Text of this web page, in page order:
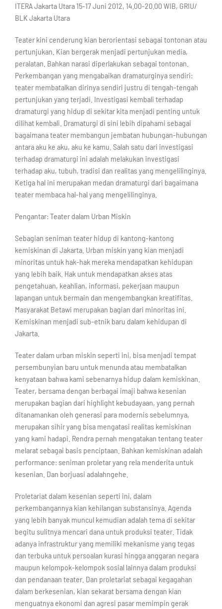
ITERA Jakarta Utara 15-17 Juni 2012, 14.00-20.00 WIB, GRIU/
BLK Jakarta Utara
Teater kini cenderung kian berorientasi sebagai tontonan atau
pertunjukan. Kian bergerak menjadi pertunjukan media,
peralatan. Bahkan narasi diperlakukan sebagai tontonan.
Perkembangan yang mengabaikan dramaturginya sendiri:
teater membatalkan dirinya sendiri justru di tengah-tengah
pertunjukan yang terjadi. Investigasi kembali terhadap
dramaturgi yang hidup di sekitar kita menjadi penting untuk
dilihat kembali. Dramaturgi di sini lebih dipahami sebagai
bagaimana teater membangun jembatan hubungan-hubungan
antara aku ke aku, aku ke kamu. Salah satu dari investigasi
terhadap dramaturgi ini adalah melakukan investigasi
terhadap aku, tubuh, tradisi dan realitas yang mengelilinginya.
Ketiga hal ini merupakan medan dramaturgi dari bagaimana
teater membaca hal-hal yang mengelilinginya.
Pengantar: Teater dalam Urban Miskin
Sebagian seniman teater hidup di kantong-kantong
kemiskinan di Jakarta. Urban miskin yang kian menjadi
minoritas untuk hak-hak mereka mendapatkan kehidupan
yang lebih baik. Hak untuk mendapatkan akses atas
pengetahuan, keahlian, informasi, pekerjaan maupun
lapangan untuk bermain dan mengembangkan kreatifitas.
Masyarakat Betawi merupakan bagian dari minoritas ini.
Kemiskinan menjadi sub-etnik baru dalam kehidupan di
Jakarta.
Teater dalam urban miskin seperti ini, bisa menjadi tempat
persembunyian baru untuk menunda atau membatalkan
kenyataan bahwa kami sebenarnya hidup dalam kemiskinan.
Teater, bersama dengan berbagai imaji bahwa kesenian
merupakan bagian dari highlight kebudayaan, yang pernah
ditanamankan oleh generasi para modernis sebelumnya,
merupakan sihir yang bisa mengatasi realitas kemiskinan
yang kami hadapi. Rendra pernah mengatakan tentang teater
melarat sebagai basis penciptaan. Bahkan kemiskinan adalah
performance: seniman proletar yang rela menderita untuk
kesenian. Dan borjuasi adalahngehe.
Proletariat dalam kesenian seperti ini, dalam
perkembangannya kian kehilangan substansinya. Agenda
yang lebih banyak muncul kemudian adalah tema di sekitar
begitu sulitnya mencari dana untuk produksi teater. Tidak
adanya infrastruktur yang memiliki mekanisme yang tegas
dan terbuka untuk persoalan kurasi hingga anggaran negara
maupun kelompok-kelompok sosial lainnya dalam produksi
dan pendanaan teater. Dan proletariat sebagai kegagahan
dalam berkesenian, kian sekarat bersama dengan kian
menguatnya ekonomi dan agresi pasar memimpin gerak